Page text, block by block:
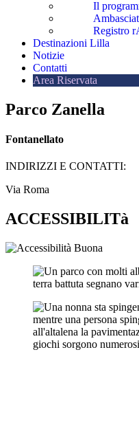
Il
Registro
Destinazioni Lilla
Notizie
Contatti
Area Riservata
Parco Zanella
Fontanellato
INDIRIZZI E CONTATTI:​
Via Roma
ACCESSIBILITà